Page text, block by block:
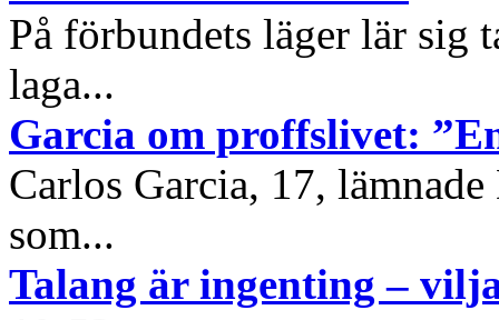
På förbundets läger lär sig
laga...
Garcia om proffslivet:
Carlos Garcia, 17,
som...
Talang är ingenting –